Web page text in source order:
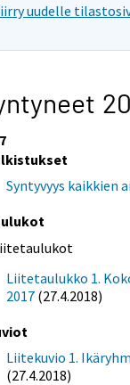
uudelle
Syntyvyys kaikkien
Liitetaulukko 1.
2017 (27.4.2018)
Liitekuvio 1.
(27.4.2018)